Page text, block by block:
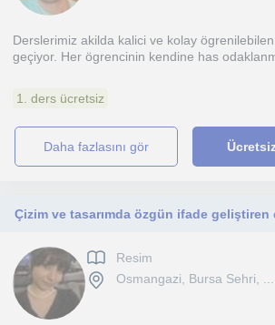
Derslerimiz akilda kalici ve kolay
geçiyor. Her ögrencinin kendine has
1. ders ücretsiz
daha fazlasını gör
Çizim ve tasarımda özgün ifade geliştiren
Resim
Osmangazi, Bursa Sehri, ...